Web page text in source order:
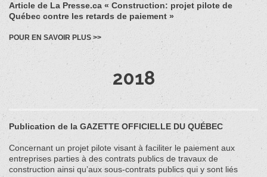
Article de La Presse.ca « Construction: projet pilote de
Québec contre les retards de paiement »
POUR EN SAVOIR PLUS >>
2018
Publication de la GAZETTE OFFICIELLE DU QUÉBEC
Concernant un projet pilote visant à faciliter le paiement aux
entreprises parties à des contrats publics de travaux de
construction ainsi qu’aux sous-contrats publics qui y sont liés